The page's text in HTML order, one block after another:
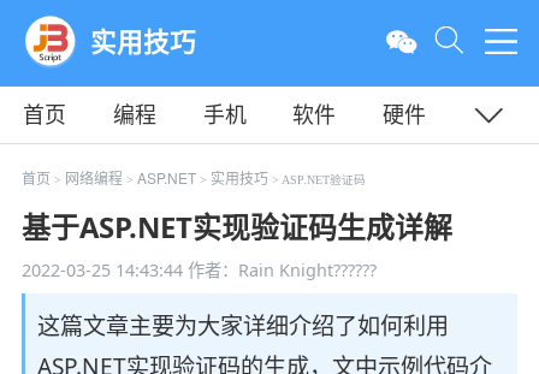
实用技巧
首页 编程 手机 软件
硬件
教程
平面 服务器
首页 > 网络编程 > ASP.NET > 实用技巧 > ASP.NET验证码
基于ASP.NET实现验证码生成详解
2022-03-25 14:43:44作者：Rain Knight??????
这篇文章主要为大家详细介绍了如何利用
ASP.NET实现验证码的生成，文中示例代码介